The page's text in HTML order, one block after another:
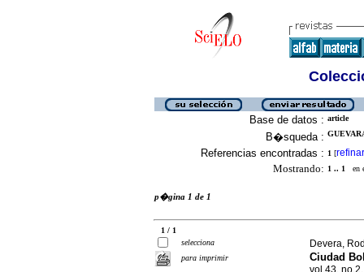
Base de datos : article
B�squeda :
Referencias encontradas : 1 [refinar
Mostrando: 1 .. 1 en
p�gina 1 de 1
1 / 1
selecciona
para imprimir
Devera,
Ciudad
vol.43,